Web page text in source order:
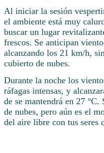
Al iniciar la sesión
el ambiente está muy
buscar un lugar
frescos. Se anticipan
alcanzando los 21 km/h,
cubierto de nubes.
Durante la noche los
ráfagas intensas, y
de se mantendrá en 27
de nubes, pero aún es el
del aire libre con tus seres